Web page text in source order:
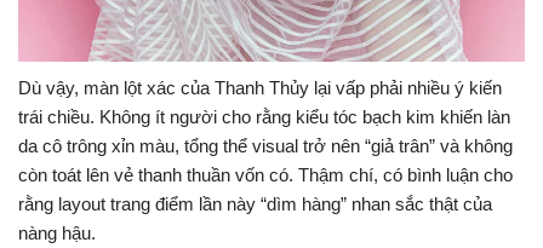
Dù vậy, màn lột xác của Thanh Thủy lại vấp phải nhiều ý kiến
trái chiều. Không ít người cho rằng kiểu tóc bạch kim khiến làn
da cô trông xỉn màu, tổng thể visual trở nên “giả trân” và không
còn toát lên vẻ thanh thuần vốn có. Thậm chí, có bình luận cho
rằng layout trang điểm lần này “dìm hàng” nhan sắc thật của
nàng hậu.